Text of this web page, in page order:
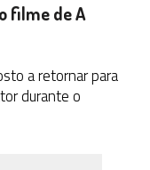
filme de A
a retornar para
durante o